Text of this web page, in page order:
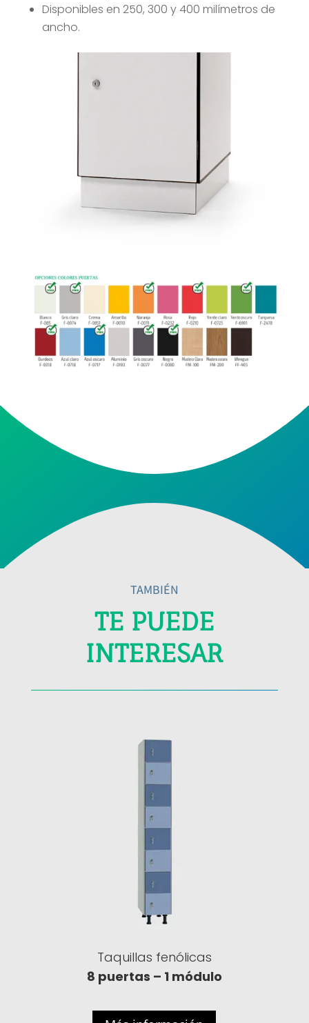
Disponibles en 250, 300 y 400 milímetros de
ancho.
TAMBIÉN
TE PUEDE
INTERESAR
Taquillas fenólicas
8 puertas – 1 módulo